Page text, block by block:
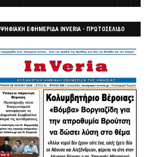
ΨΗΦΙΑΚΗ ΕΦΗΜΕΡΙΔΑ INVERIA - ΠΡΩΤΟΣΕΛΙΔΟ